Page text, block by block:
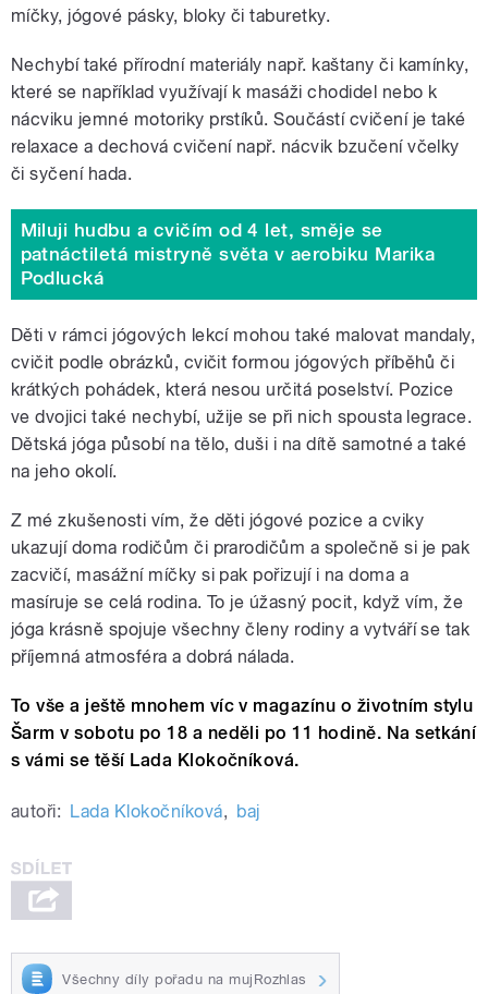
míčky, jógové pásky, bloky či taburetky.
Nechybí také přírodní materiály např. kaštany či kamínky,
které se například využívají k masáži chodidel nebo k
nácviku jemné motoriky prstíků. Součástí cvičení je také
relaxace a dechová cvičení např. nácvik bzučení včelky
či syčení hada.
Miluji hudbu a cvičím od 4 let, směje se
patnáctiletá mistryně světa v aerobiku Marika
Podlucká
Děti v rámci jógových lekcí mohou také malovat mandaly,
cvičit podle obrázků, cvičit formou jógových příběhů či
krátkých pohádek, která nesou určitá poselství. Pozice
ve dvojici také nechybí, užije se při nich spousta legrace.
Dětská jóga působí na tělo, duši i na dítě samotné a také
na jeho okolí.
Z mé zkušenosti vím, že děti jógové pozice a cviky
ukazují doma rodičům či prarodičům a společně si je pak
zacvičí, masážní míčky si pak pořizují i na doma a
masíruje se celá rodina. To je úžasný pocit, když vím, že
jóga krásně spojuje všechny členy rodiny a vytváří se tak
příjemná atmosféra a dobrá nálada.
To vše a ještě mnohem víc v magazínu o životním stylu
Šarm v sobotu po 18 a neděli po 11 hodině. Na setkání
s vámi se těší Lada Klokočníková.
autoři: Lada Klokočníková, baj
Všechny díly pořadu na mujRozhlas